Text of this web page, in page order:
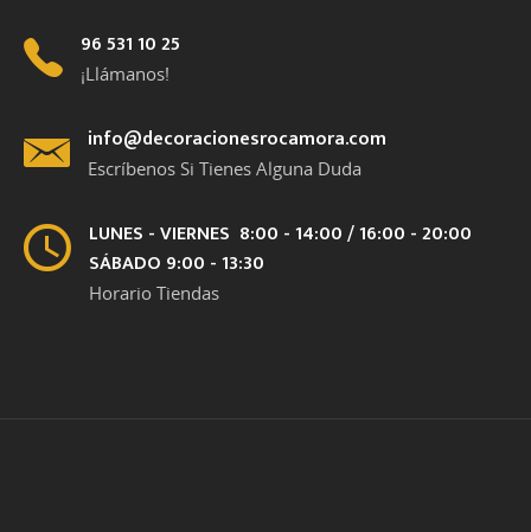
96 531 10 25
¡Llámanos!
info@decoracionesrocamora.com
Escríbenos Si Tienes Alguna Duda
LUNES - VIERNES 8:00 - 14:00 / 16:00 - 20:00
SÁBADO 9:00 - 13:30
Horario Tiendas